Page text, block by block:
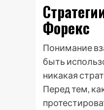
Форекс
Понимание
быть
никакая
Перед тем,